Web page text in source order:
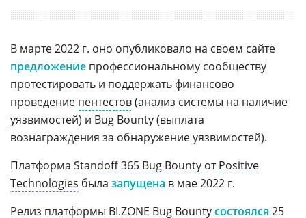
В марте 2022 г. оно опубликовало на своем сайте
предложение профессиональному сообществу
протестировать и поддержать финансово
проведение пентестов(анализ системы на наличие
уязвимостей) и Bug Bounty (выплата
вознаграждения за обнаружение уязвимостей).
Платформа Standoff 365 Bug Bounty отPositive
Technologies была запущена в мае 2022 г.
Релиз платформы BI.ZONE Bug Bountyсостоялся 25